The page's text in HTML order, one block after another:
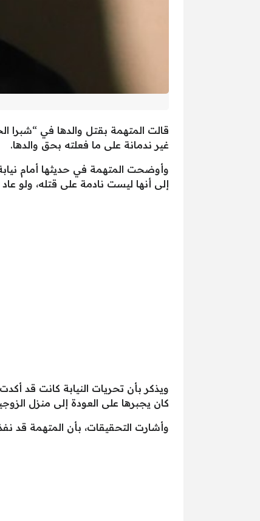
قالت المتهمة بقتل والدها في “شبرا
غير ندمانة على ما فعلته بحق والدها.
إلى أنها ليست نادمة على قتله، ولو
ويذكر بأن تحريات النيابة كانت قد
كان يجبرها على العودة إلى منزل
وأشارت التحقيقات، بأن المتهمة قد